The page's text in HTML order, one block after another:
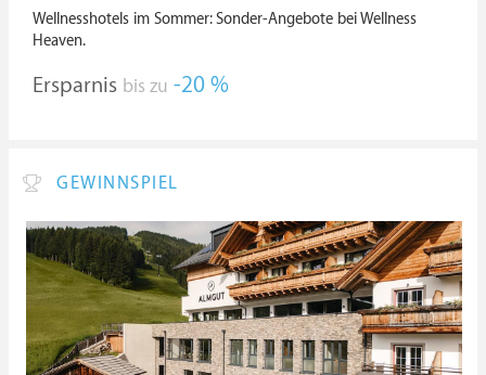
Wellnesshotels im Sommer: Sonder-Angebote bei Wellness
Heaven.
Ersparnis bis zu -20 %
GEWINNSPIEL